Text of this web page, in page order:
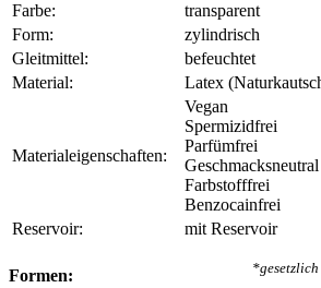
Farbe:
transparent
Form:
zylindrisch
Gleitmittel:
befeuchtet
Material:
Latex
Materialeigenschaften:
Vegan
Spermizidfrei
Parfümfrei
Geschmacksneutral
Farbstofffrei
Benzocainfrei
Reservoir:
mit Reservoir
Formen: